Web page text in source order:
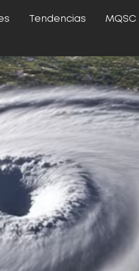
Tendencias MQSC